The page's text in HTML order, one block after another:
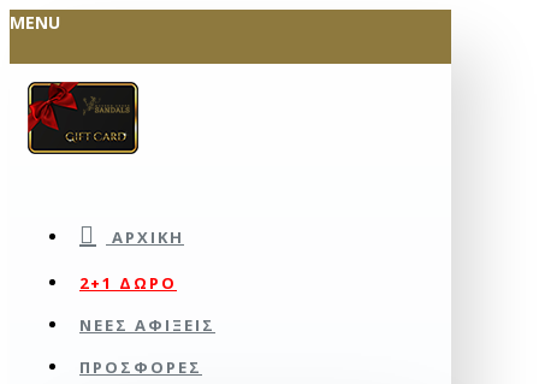
MENU
ΑΡΧΙΚΉ
2+1 ΔΩΡΟ
ΝΕΕΣ ΑΦΙΞΕΙΣ
ΠΡΟΣΦΟΡΕΣ